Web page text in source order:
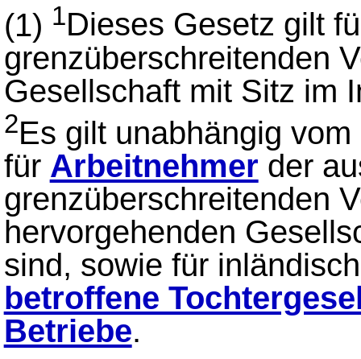
(1) 1Dieses Gesetz gilt
grenzüberschreitenden
Gesellschaft mit Sitz im
2Es gilt unabhängig
für Arbeitnehmer der
grenzüberschreitenden
hervorgehenden
sind, sowie für
betroffene
Betriebe.